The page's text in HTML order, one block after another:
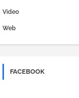
Video
Web
FACEBOOK